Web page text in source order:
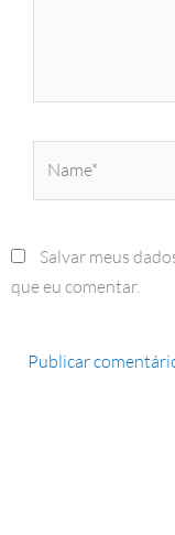
Salvar meus
que eu comentar.